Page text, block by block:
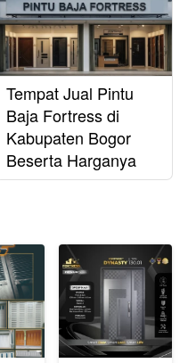
Tempat Jual Pintu
Baja Fortress di
Kabupaten Bogor
Beserta Harganya